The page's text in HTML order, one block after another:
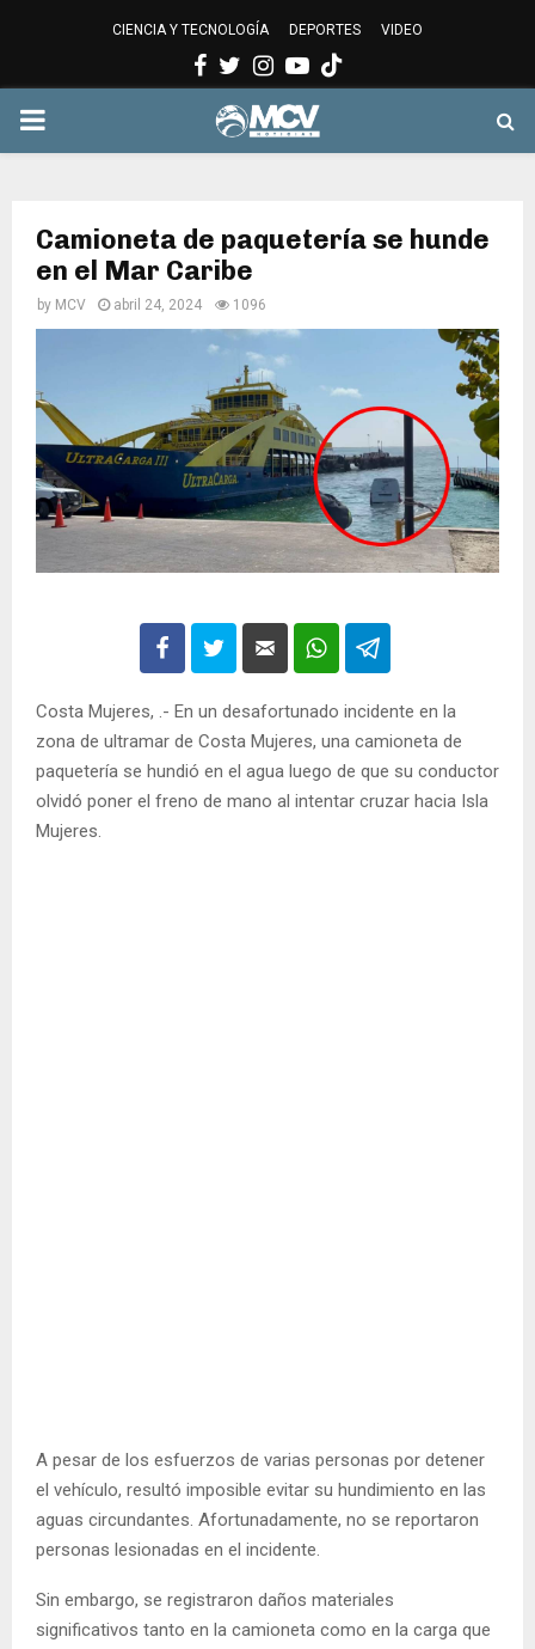
CIENCIA Y TECNOLOGÍA DEPORTES VIDEO
Facebook
Twitter
Instagram
Youtube
PRIMARY
Camioneta de paquetería se hunde
en el Mar Caribe
by MCV abril 24, 2024 1096
Costa Mujeres, .- En un desafortunado incidente en la
zona de ultramar de Costa Mujeres, una camioneta de
paquetería se hundió en el agua luego de que su conductor
olvidó poner el freno de mano al intentar cruzar hacia Isla
Mujeres.
A pesar de los esfuerzos de varias personas por detener
el vehículo, resultó imposible evitar su hundimiento en las
aguas circundantes. Afortunadamente, no se reportaron
personas lesionadas en el incidente.
Sin embargo, se registraron daños materiales
significativos tanto en la camioneta como en la carga que